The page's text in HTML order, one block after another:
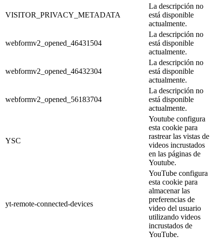
VISITOR_PRIVACY_METADATA
La descripción no
está disponible
actualmente.
webformv2_opened_46431504
La descripción no
está disponible
actualmente.
webformv2_opened_46432304
La descripción no
está disponible
actualmente.
webformv2_opened_56183704
La descripción no
está disponible
actualmente.
YSC
Youtube configura
esta cookie para
rastrear las vistas de
videos incrustados
en las páginas de
Youtube.
yt-remote-connected-devices
YouTube configura
esta cookie para
almacenar las
preferencias de
video del usuario
utilizando videos
incrustados de
YouTube.